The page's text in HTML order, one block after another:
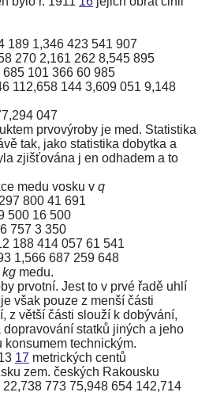
189 1,346 423 541 907
270 2,161 262 8,545 895
101 366 60 985
112,658 144 3,609 051 9,148
047
prvovýroby je med. Statistika
tak, jako statistika dobytka a
zjišťována j en odhadem a to
medu vosku v q
800 41 691
500 16 500
757 3 350
188 414 057 61 541
1,566 687 259 648
kg medu.
prvotní. Jest to v prvé řadě uhlí
však pouze z menší části
z větší části slouží k dobývání,
statků jiných a jeho
konsumem technickým.
17 metrických centů
zem. českých Rakousku
773 75,948 654 142,714